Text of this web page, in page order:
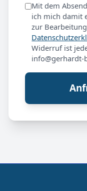
Mit dem
ich mich damit
zur
Widerruf ist